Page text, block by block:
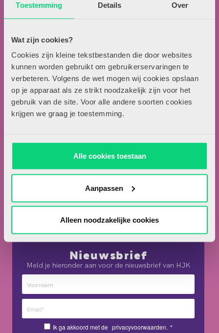
Toestemming Details Over
Wat zijn cookies?
Cookies zijn kleine tekstbestanden die door websites
kunnen worden gebruikt om gebruikerservaringen te
verbeteren. Volgens de wet mogen wij cookies opslaan
op je apparaat als ze strikt noodzakelijk zijn voor het
gebruik van de site. Voor alle andere soorten cookies
krijgen we graag je toestemming.
Alle cookies toestaan
Aanpassen
Alleen noodzakelijke cookies
Nieuwsbrief
Meld je hieronder aan voor de nieuwsbrief van HJK
Ik ga akkoord met de privacyvoorwaarden. *
Over HJK
Artikel insturen
Adverteren in HJK
Contact
Contactgegevens
Uitgeverij Zwijsen
T.a.v. redactie HJK
Locomotiefboulevard 101
5041 SE Tilburg